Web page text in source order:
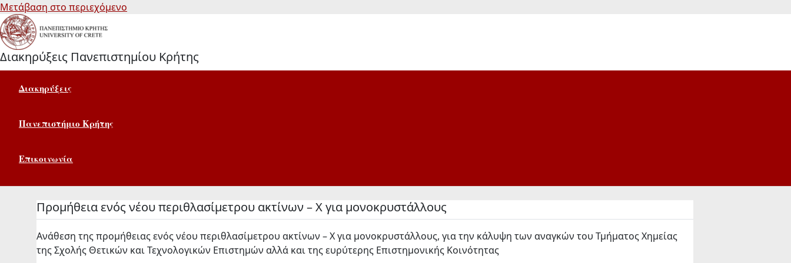
Μετάβαση στο περιεχόμενο
Διακηρύξεις Πανεπιστημίου Κρήτης
Διακηρύξεις
Πανεπιστήμιο Κρήτης
Επικοινωνία
Προμήθεια ενός νέου περιθλασίμετρου ακτίνων – Χ για μονοκρυστάλλους
Ανάθεση της προμήθειας ενός νέου περιθλασίμετρου ακτίνων – Χ για μονοκρυστάλλους, για την κάλυψη των αναγκών του Τμήματος Χημείας
της Σχολής Θετικών και Τεχνολογικών Επιστημών αλλά και της ευρύτερης Επιστημονικής Κοινότητας